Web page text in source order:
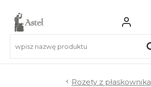
Pełna OFERTARozety z płaskownika